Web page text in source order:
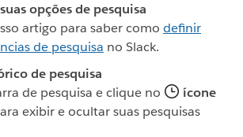
opções de pesquisa
artigo para saber como definir
de pesquisa no Slack.
de pesquisa
de pesquisa e clique no
ícone
exibir e ocultar suas pesquisas